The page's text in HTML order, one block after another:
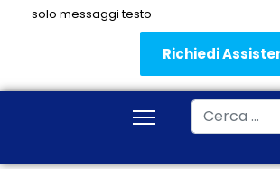
solo messaggi testo
Richiedi
Cerca